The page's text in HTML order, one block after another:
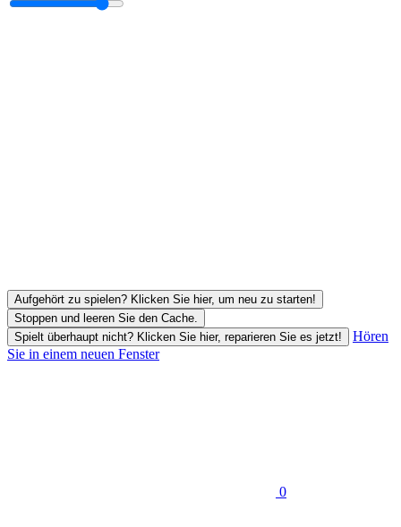
Aufgehört zu spielen? Klicken Sie hier, um neu zu starten!
Stoppen und leeren Sie den Cache.
Spielt überhaupt nicht? Klicken Sie hier, reparieren Sie es jetzt!
Hören
Sie in einem neuen Fenster
0